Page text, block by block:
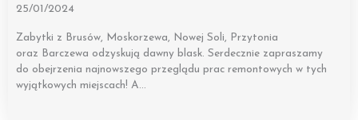
25/01/2024
Zabytki z Brusów, Moskorzewa, Nowej Soli, Przytonia
oraz Barczewa odzyskują dawny blask. Serdecznie zapraszamy
do obejrzenia najnowszego przeglądu prac remontowych w tych
wyjątkowych miejscach! A…